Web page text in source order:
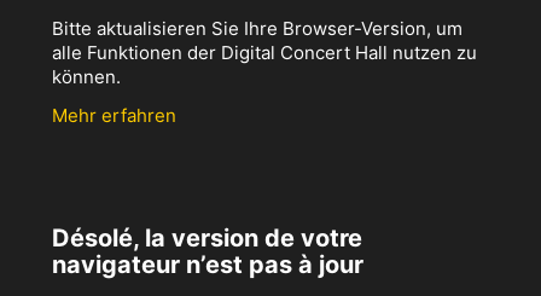
Bitte aktualisieren Sie Ihre Browser-Version, um
alle Funktionen der Digital Concert Hall nutzen zu
können.
Mehr erfahren
Désolé, la version de votre
navigateur n’est pas à jour